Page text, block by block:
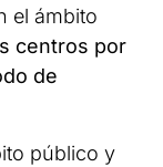
el ámbito
centros por
de
público y